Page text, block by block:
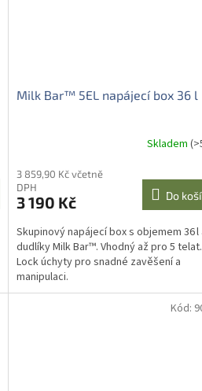
Milk Bar™ 5EL napájecí box 36 l
Skladem
3 859,90 Kč včetně
DPH
3 190 Kč Do
Skupinový napájecí box s objemem 36 l
dudlíky Milk Bar™. Vhodný až pro 5
Lock úchyty pro snadné zavěšení a
manipulaci.
Kód: